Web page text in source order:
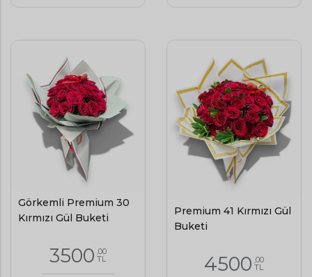
Görkemli Premium 30
Kırmızı Gül Buketi
3500 ,00
TL
Premium 41 Kırmızı Gül
Buketi
4500 ,00
TL